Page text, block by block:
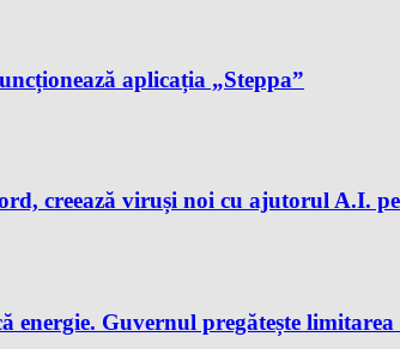
aplicația „Steppa”
creează viruși noi cu ajutorul A.I.
energie. Guvernul pregătește